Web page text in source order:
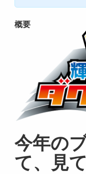
概要
今年の
て、見